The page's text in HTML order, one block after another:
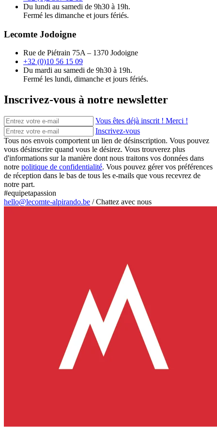
Du lundi au samedi de 9h30 à 19h.
Fermé les dimanche et jours fériés.
Lecomte Jodoigne
Rue de Piétrain 75A – 1370 Jodoigne
+32 (0)10 56 15 09
Du mardi au samedi de 9h30 à 19h.
Fermé les lundi, dimanche et jours fériés.
Inscrivez-vous à notre newsletter
Vous êtes déjà inscrit ! Merci !
Inscrivez-vous
Tous nos envois comportent un lien de désinscription. Vous pouvez
vous désinscrire quand vous le désirez. Vous trouverez plus
d'informations sur la manière dont nous traitons vos données dans
notre politique de confidentialité. Vous pouvez gérer vos préférences
de réception dans le bas de tous les e-mails que vous recevrez de
notre part.
#equipetapassion
hello@lecomte-alpirando.be /Chattez avec nous